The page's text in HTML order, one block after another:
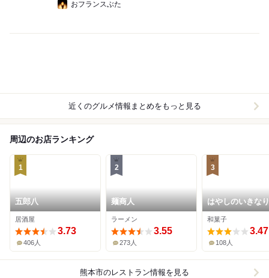
おフランスぶた
近くのグルメ情報まとめをもっと見る
周辺のお店ランキング
1
五郎八
居酒屋
3.73
406人
2
麺商人
ラーメン
3.55
273人
3
はやしのいきな
和菓子
3.47
108人
熊本市のレストラン情報を見る